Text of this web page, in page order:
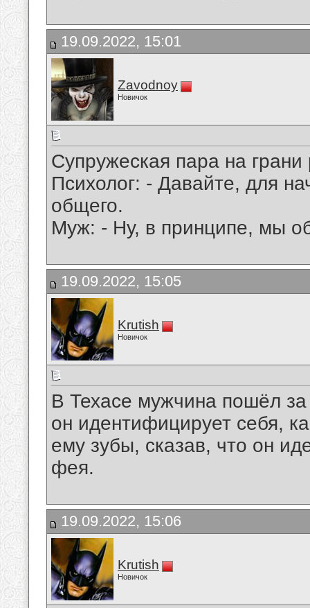
19.09.2022, 15:01
Zavodnoy
Новичок
Супружеская пара на грани
Психолог: - Давайте, для
общего.
Муж: - Ну, в принципе, мы
19.09.2022, 15:05
Krutish
Новичок
В Техасе мужчина пошёл
он идентифицирует себя,
ему зубы, сказав, что он
фея.
19.09.2022, 15:06
Krutish
Новичок